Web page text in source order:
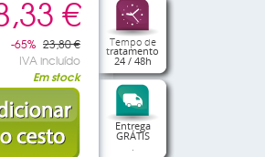
Tempo de
tratamento
24 / 48h
Entrega
GRÁTIS
€
-65% 23,80 €
IVA incluído
Em stock